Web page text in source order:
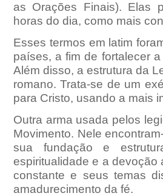
as Orações Finais). Elas
horas do dia, como mais
Esses termos em latim
países, a fim de fortalecer
Além disso, a estrutura da
romano. Trata-se de um
para Cristo, usando a mais
Outra arma usada pelos
Movimento. Nele
sua fundação e
espiritualidade e a devoção
constante e seus temas
amadurecimento da fé.